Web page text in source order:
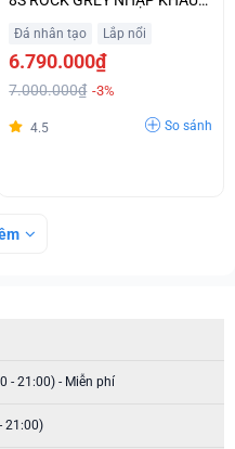
CHÂU ÂU GIÁ TỐT
Đá nhân tạo Lắp nổi
6.790.000₫
7.000.000₫ -3%
4.5 So sánh
- 21:00) - Miễn phí
21:00)